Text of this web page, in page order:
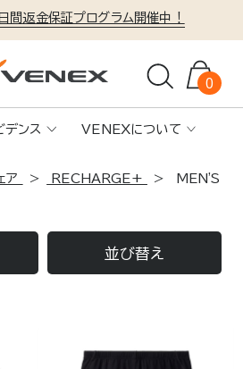
間返金保証プログラム開催中！
0
デンス VENEXについて
ア RECHARGE+ MEN'S
並び替え